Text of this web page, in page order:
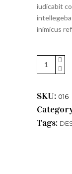
iudicabit
inimicus
Shiny
Sandals
SKU: 016
Tags: